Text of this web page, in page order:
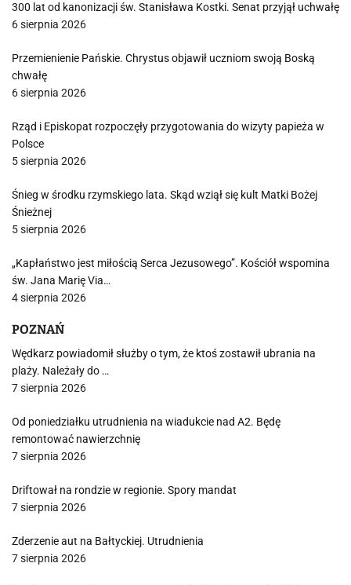
300 lat od kanonizacji św. Stanisława Kostki. Senat przyjął uchwałę
6 sierpnia 2026
Przemienienie Pańskie. Chrystus objawił uczniom swoją Boską
chwałę
6 sierpnia 2026
Rząd i Episkopat rozpoczęły przygotowania do wizyty papieża w
Polsce
5 sierpnia 2026
Śnieg w środku rzymskiego lata. Skąd wziął się kult Matki Bożej
Śnieżnej
5 sierpnia 2026
„Kapłaństwo jest miłością Serca Jezusowego”. Kościół wspomina
św. Jana Marię Via…
4 sierpnia 2026
POZNAŃ
Wędkarz powiadomił służby o tym, że ktoś zostawił ubrania na
plaży. Należały do …
7 sierpnia 2026
Od poniedziałku utrudnienia na wiadukcie nad A2. Będę
remontować nawierzchnię
7 sierpnia 2026
Driftował na rondzie w regionie. Spory mandat
7 sierpnia 2026
Zderzenie aut na Bałtyckiej. Utrudnienia
7 sierpnia 2026